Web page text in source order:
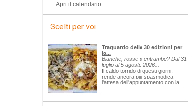
Apri il calendario
Scelti per voi
Traguardo delle 30 edizioni per
la...
Bianche, rosse o entrambe? Dal 31
luglio al 5 agosto 2026...
Il caldo torrido di questi giorni,
rende ancora più spasmodica
l'attesa dell'appuntamento con la...